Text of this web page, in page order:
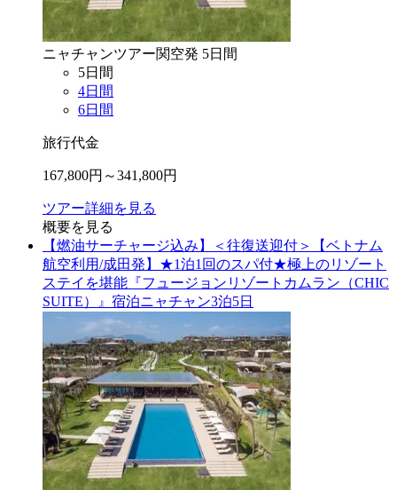
ニャチャンツアー関空発 5日間
5日間
4日間
6日間
旅行代金
167,800円～341,800円
ツアー詳細を見る
概要を見る
【燃油サーチャージ込み】＜往復送迎付＞【ベトナム
航空利用/成田発】★1泊1回のスパ付★極上のリゾート
ステイを堪能『フュージョンリゾートカムラン（CHIC
SUITE）』宿泊ニャチャン3泊5日